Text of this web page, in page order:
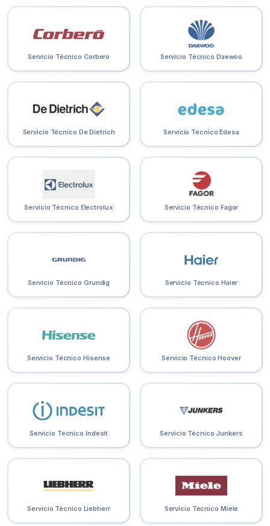
Servicio Técnico Corbero Servicio Técnico Daewoo
Servicio Técnico De Dietrich Servicio Técnico Edesa
Servicio Técnico Electrolux Servicio Técnico Fagor
Servicio Técnico Grundig Servicio Técnico Haier
Servicio Técnico Hisense Servicio Técnico Hoover
Servicio Técnico Indesit Servicio Técnico Junkers
Servicio Técnico Liebherr Servicio Técnico Miele